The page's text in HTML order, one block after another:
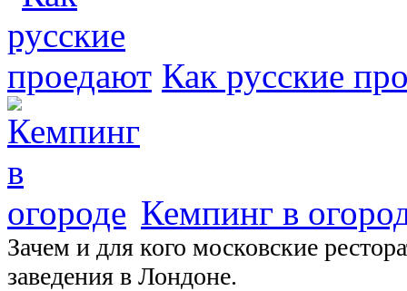
Как русские
Кемпинг в
Зачем и для кого московские
заведения в Лондоне.